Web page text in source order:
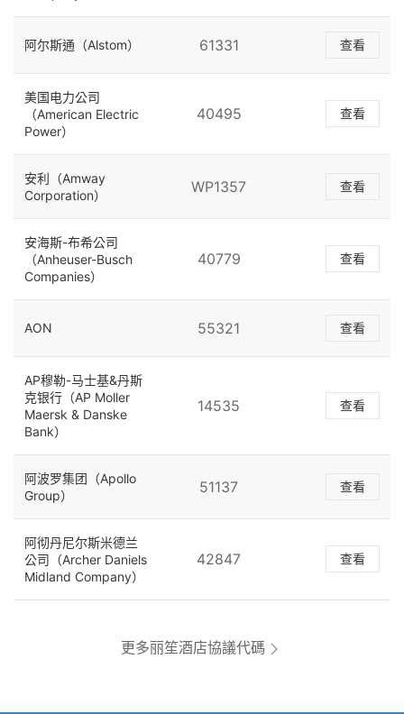
阿尔斯通（Alstom） 61331 查看
美国电力公司
（American Electric
Power）
40495 查看
安利（Amway
Corporation）
WP1357 查看
安海斯-布希公司
（Anheuser-Busch
Companies）
40779 查看
AON 55321 查看
AP穆勒-马士基&丹斯
克银行（AP Moller
Maersk & Danske
Bank）
14535 查看
阿波罗集团（Apollo
Group）
51137 查看
阿彻丹尼尔斯米德兰
公司（Archer Daniels
Midland Company）
42847 查看
更多丽笙酒店協議代碼